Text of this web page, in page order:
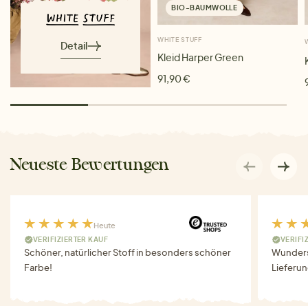
Detail
BIO-BAUMWOLLE
WHITE STUFF
Kleid Harper Green
91,90 €
Neueste Bewertungen
Heute
VERIFIZIERTER KAUF
Schöner, natürlicher Stoff in besonders schöner
Farbe!